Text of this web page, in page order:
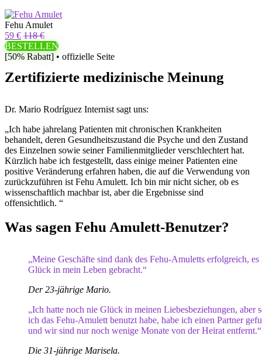
Fehu Amulet
59 € 118 €
BESTELLEN
[50% Rabatt] • offizielle Seite
Zertifizierte medizinische Meinung
Dr. Mario Rodríguez Internist sagt uns:
„Ich habe jahrelang Patienten mit chronischen Krankheiten
behandelt, deren Gesundheitszustand die Psyche und den Zustand
des Einzelnen sowie seiner Familienmitglieder verschlechtert hat.
Kürzlich habe ich festgestellt, dass einige meiner Patienten eine
positive Veränderung erfahren haben, die auf die Verwendung von
zurückzuführen ist Fehu Amulett. Ich bin mir nicht sicher, ob es
wissenschaftlich machbar ist, aber die Ergebnisse sind
offensichtlich. “
Was sagen Fehu Amulett-Benutzer?
„Meine Geschäfte sind dank des Fehu-Amuletts erfolgreich, es
Glück in mein Leben gebracht.“
Der 23-jährige Mario.
„Ich hatte noch nie Glück in meinen Liebesbeziehungen, aber
ich das Fehu-Amulett benutzt habe, habe ich einen Partner
und wir sind nur noch wenige Monate von der Heirat entfernt.“
Die 31-jährige Marisela.